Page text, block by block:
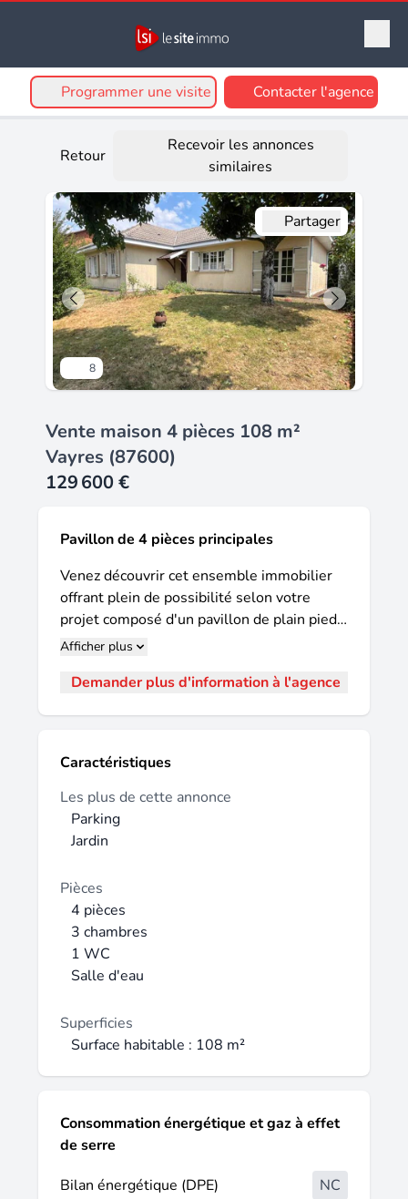
Programmer une visite Contacter l'agence
Retour
Recevoir les annonces
similaires
8
Partager
Vente maison 4 pièces 108 m²
Vayres (87600)
129 600 €
Pavillon de 4 pièces principales
Venez découvrir cet ensemble immobilier
offrant plein de possibilité selon votre
projet composé d'un pavillon de plain pied
de 3 chambres à remettre au goût du jour,
entrée indépendante. Situé sur un joli parc
énergétique excessive : classe F.
Afficher plus
Demander plus d'information à l'agence
Caractéristiques
Les plus de cette annonce
Parking
Jardin
Pièces
4 pièces
3 chambres
1 WC
Salle d'eau
Superficies
Surface habitable : 108 m²
Consommation énergétique et gaz à effet
de serre
Bilan énergétique (DPE)
NC